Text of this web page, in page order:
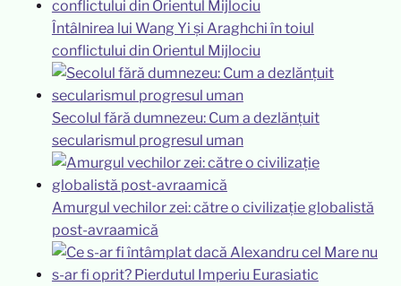
Întâlnirea lui Wang Yi și Araghchi în toiul
conflictului din Orientul Mijlociu
Secolul fără dumnezeu: Cum a dezlănțuit
secularismul progresul uman
Amurgul vechilor zei: către o civilizație globalistă
post-avraamică